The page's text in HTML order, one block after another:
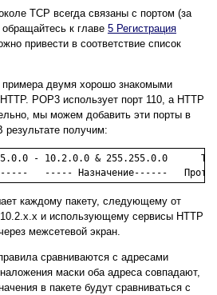
TCP всегда связаны с портом (за
к главе 5 Регистрация
привести в соответствие список
двумя хорошо знакомыми
POP3 использует порт 110, а HTTP
мы можем добавить эти порты в
результате получим:
- 10.2.0.0 & 255.255.0.0
----- Назначение------
каждому пакету, следующему от
и использующему сервисы HTTP
межсетевой экран.
сравниваются с адресами
маски оба адреса совпадают,
в пакете будут сравниваться с